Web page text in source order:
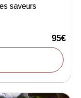
saveurs
95€